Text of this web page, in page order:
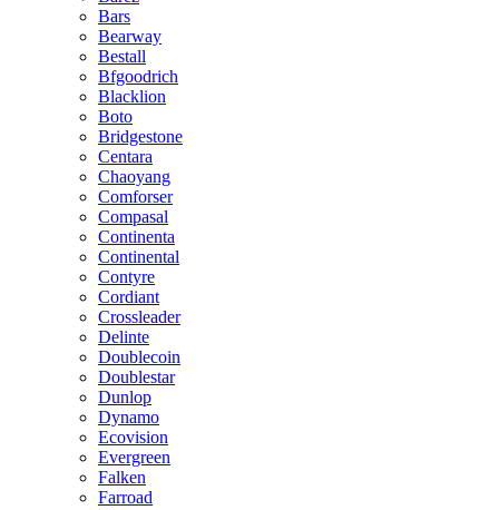
Bars
Bearway
Bestall
Bfgoodrich
Blacklion
Boto
Bridgestone
Centara
Chaoyang
Comforser
Compasal
Continenta
Continental
Contyre
Cordiant
Crossleader
Delinte
Doublecoin
Doublestar
Dunlop
Dynamo
Ecovision
Evergreen
Falken
Farroad